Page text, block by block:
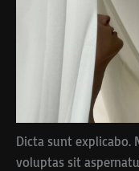
Dicta sunt explicabo.
voluptas sit